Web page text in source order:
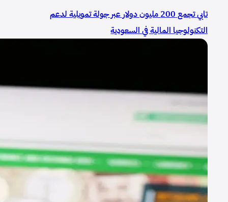
تابي تجمع 200 مليون دولار عبر جولة تمويلية لدعم
التكنولوجيا المالية في السعودية